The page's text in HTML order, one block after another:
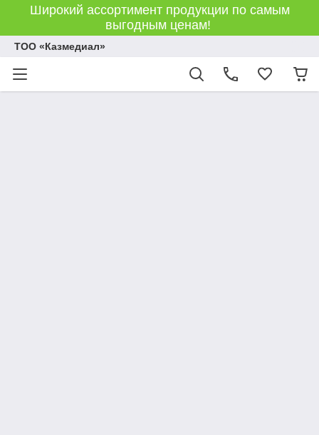
Широкий ассортимент продукции по самым
выгодным ценам!
ТОО «Казмедиал»